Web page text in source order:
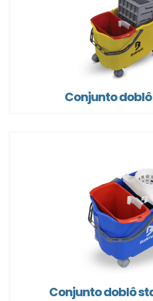
Conjunto doblô
Conjunto doblô